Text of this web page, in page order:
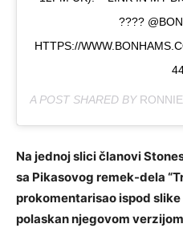
????
HTTPS://
A POST SHARED BY
Na jednoj slici članovi
sa Pikasovog remek-dela
prokomentarisao ispod
polaskan njegovom